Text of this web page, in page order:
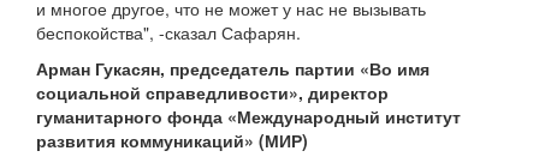
и многое другое, что не может у нас не вызывать
беспокойства", -сказал Сафарян.
Арман Гукасян, председатель партии «Во имя
социальной справедливости», директор
гуманитарного фонда «Международный институт
развития коммуникаций» (МИР)